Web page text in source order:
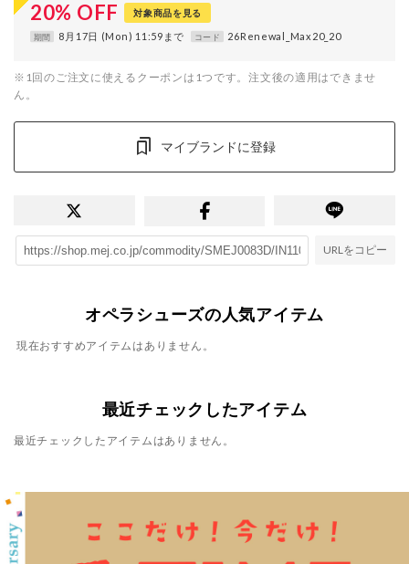
20% OFF 対象商品を見る
期間 8月17日 (Mon) 11:59まで コード 26Renewal_Max20_20
※1回のご注文に使えるクーポンは1つです。注文後の適用はできませ
ん。
マイブランドに登録
URLをコピー
オペラシューズの人気アイテム
現在おすすめアイテムはありません。
最近チェックしたアイテム
最近チェックしたアイテムはありません。